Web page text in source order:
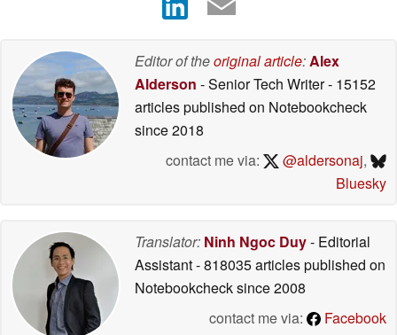
Editor of theoriginal article:Alex
Alderson - Senior Tech Writer- 15152
articles published on Notebookcheck
since 2018
contact me via:
@aldersonaj,
Bluesky
Translator: Ninh Ngoc Duy- Editorial
Assistant- 818035 articles published on
Notebookchecksince 2008
contact me via:
Facebook